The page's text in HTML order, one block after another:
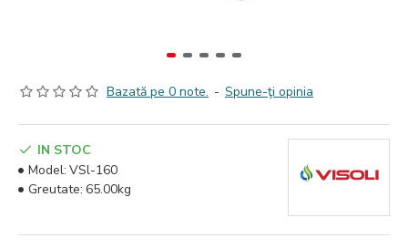
Bazată pe 0 note. - Spune-ţi opinia
IN STOC
Model: VSl-160
Greutate: 65.00kg